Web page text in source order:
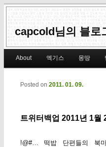
capcold님의 블로
Skip to primary content
Skip to secondary content
About 엑기스 몽땅
트위터백업 2011년 1월
Posted on 2011. 01. 09.
!@#… 떡밥 단편들의 북